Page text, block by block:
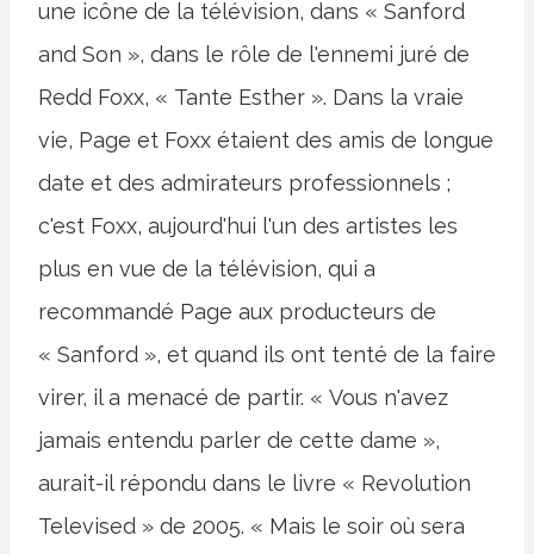
une icône de la télévision, dans « Sanford
and Son », dans le rôle de l'ennemi juré de
Redd Foxx, « Tante Esther ». Dans la vraie
vie, Page et Foxx étaient des amis de longue
date et des admirateurs professionnels ;
c'est Foxx, aujourd'hui l'un des artistes les
plus en vue de la télévision, qui a
recommandé Page aux producteurs de
« Sanford », et quand ils ont tenté de la faire
virer, il a menacé de partir. « Vous n'avez
jamais entendu parler de cette dame »,
aurait-il répondu dans le livre « Revolution
Televised » de 2005. « Mais le soir où sera